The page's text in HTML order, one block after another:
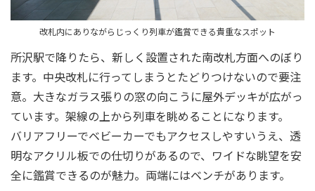
改札内にありながらじっくり列車が鑑賞できる貴重なスポット
所沢駅で降りたら、新しく設置された南改札方面へのぼり
ます。中央改札に行ってしまうとたどりつけないので要注
意。大きなガラス張りの窓の向こうに屋外デッキが広がっ
ています。架線の上から列車を眺めることになります。
バリアフリーでベビーカーでもアクセスしやすいうえ、透
明なアクリル板での仕切りがあるので、ワイドな眺望を安
全に鑑賞できるのが魅力。両端にはベンチがあります。